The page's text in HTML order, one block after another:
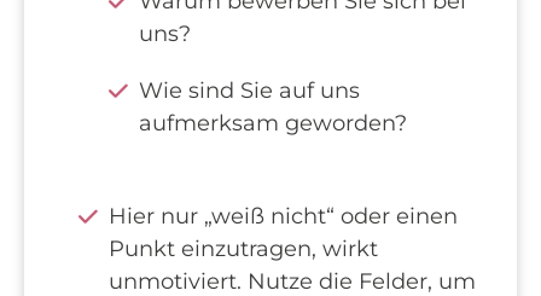
uns?
Wie sind Sie auf uns
aufmerksam geworden?
Hier nur „weiß nicht“ oder einen
Punkt einzutragen, wirkt
unmotiviert. Nutze die Felder, um